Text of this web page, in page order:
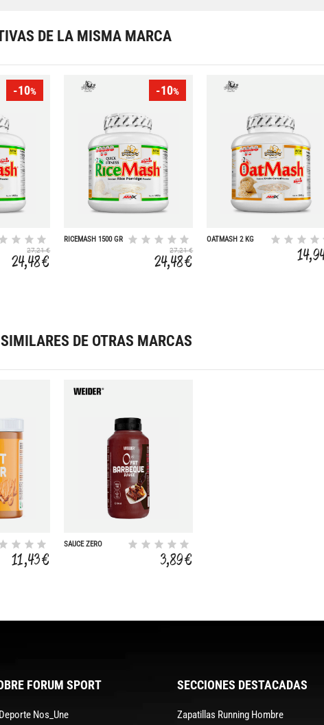
DE LA MISMA MARCA
-10%
27,21 €
24,48 €
-10%
RICEMASH 1500 GR
27,21 €
24,48 €
OATMASH 2 KG
DE OTRAS MARCAS
11,43 €
SAUCE ZERO
3,89 €
FORUM SPORT
Nos_Une
SECCIONES DESTACADAS
Zapatillas Running Hombre